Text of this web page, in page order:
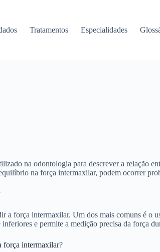
Tratamentos Especialidades
na odontologia para descrever a relação
na força intermaxilar, podem ocorrer
a força intermaxilar. Um dos mais comuns é o
e permite a medição precisa da força
força intermaxilar?